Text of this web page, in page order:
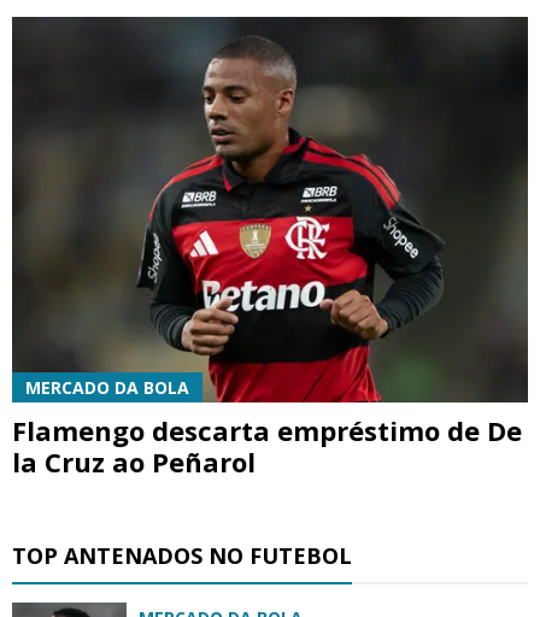
MERCADO DA BOLA
Flamengo descarta empréstimo de De
la Cruz ao Peñarol
TOP ANTENADOS NO FUTEBOL